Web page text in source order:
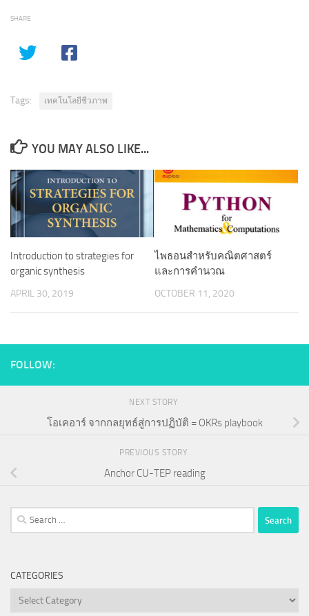
SHARE
Tags: เทคโนโลยีชีวภาพ
YOU MAY ALSO LIKE...
Introduction to strategies for
organic synthesis
APRIL 30, 2019
ไพธอนสำหรับคณิตศาสตร์
และการคำนวณ
OCTOBER 11, 2020
FOLLOW:
NEXT STORY
โอเคอาร์ จากกลยุทธ์สู่การปฏิบัติ = OKRs playbook
PREVIOUS STORY
Anchor CU-TEP reading
Search
for:
CATEGORIES
Categories